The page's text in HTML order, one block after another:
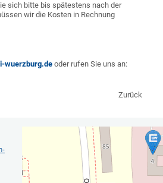
sich bitte bis spätestens nach der
wir die Kosten in Rechnung
wuerzburg.de oder rufen Sie uns an:
Zurück